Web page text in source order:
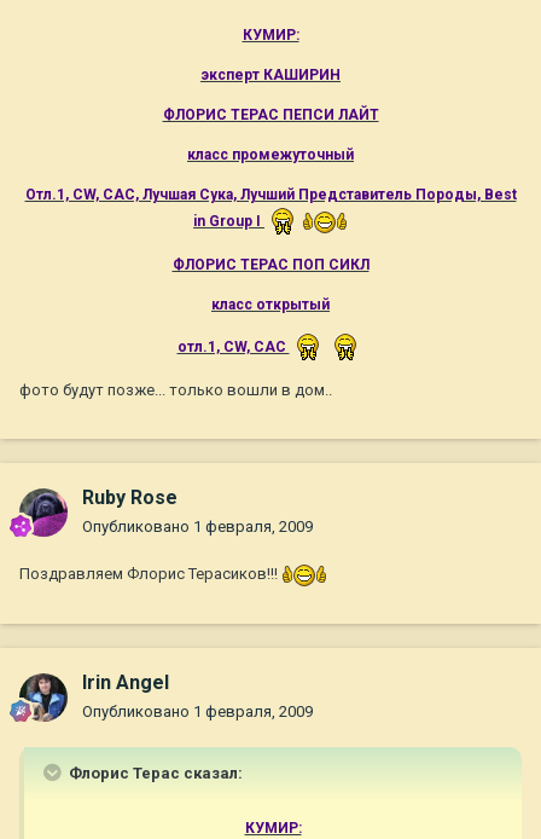
КУМИР:
эксперт КАШИРИН
ФЛОРИС ТЕРАС ПЕПСИ ЛАЙТ
класс промежуточный
Отл.1, CW, САС, Лучшая Сука, Лучший Представитель Породы, Best
in Group I
ФЛОРИС ТЕРАС ПОП СИКЛ
класс открытый
отл.1, CW, САС
фото будут позже... только вошли в дом..
Ruby Rose
Опубликовано 1 февраля, 2009
Поздравляем Флорис Терасиков!!!
Irin Angel
Опубликовано 1 февраля, 2009
Флорис Терас сказал:
КУМИР: